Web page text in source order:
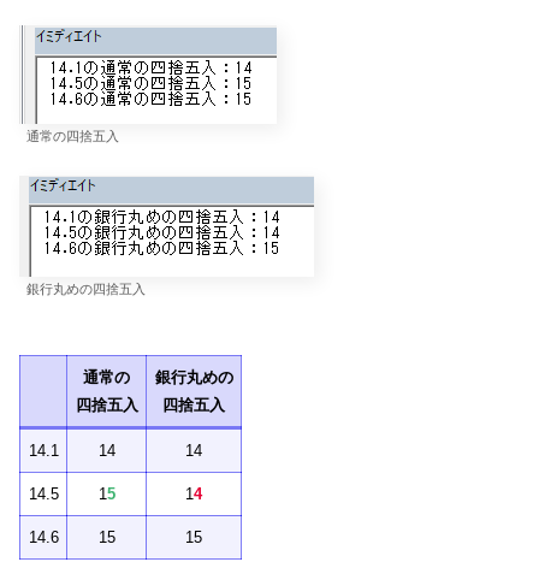
通常の四捨五入
銀行丸めの四捨五入
通常の
四捨五入
銀行丸めの
四捨五入
14.1 14 14
14.5 15 14
14.6 15 15